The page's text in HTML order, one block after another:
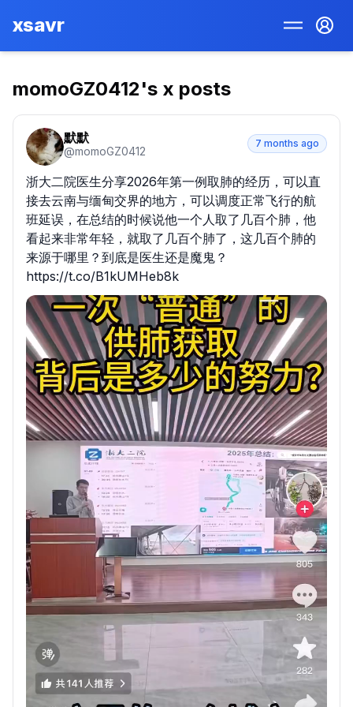
xsavr
momoGZ0412's x posts
默默
@momoGZ0412
7 months ago
浙大二院医生分享2026年第一例取肺的经历，可以直
接去云南与缅甸交界的地方，可以调度正常飞行的航
班延误，在总结的时候说他一个人取了几百个肺，他
看起来非常年轻，就取了几百个肺了，这几百个肺的
来源于哪里？到底是医生还是魔鬼？
https://t.co/B1kUMHeb8k